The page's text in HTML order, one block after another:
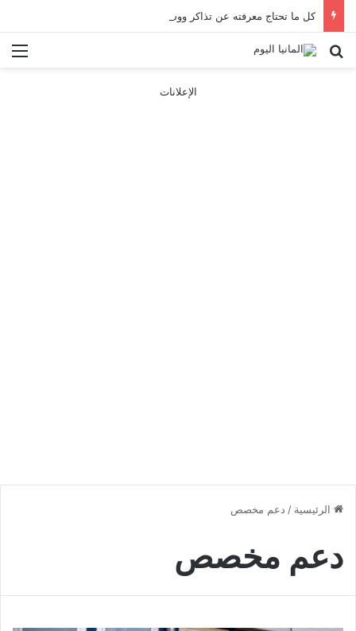
كل ما تحتاج معرفته عن تذاكر ووسائل النقل في باريس 2025
بحث عن
الإعلانات
الرئيسية / دعم مخصص
دعم مخصص